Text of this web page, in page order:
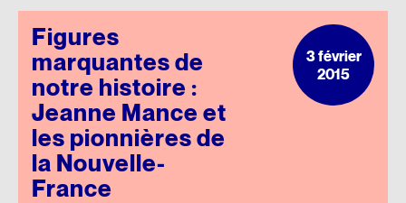
Figures
marquantes de
notre histoire :
Jeanne Mance et
les pionnières de
la Nouvelle-
France
3 février
2015